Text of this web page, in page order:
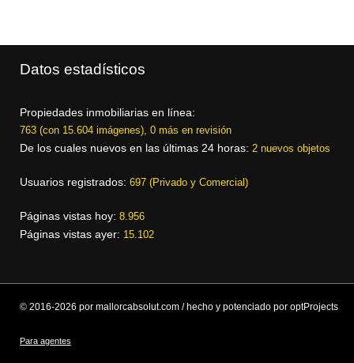
Datos estadísticos
Propiedades inmobiliarias en línea:
763 (con 15.604 imágenes), 0 más en revisión
De los cuales nuevos en las últimas 24 horas: 2 nuevos objetos
Usuarios registrados: 697 (Privado y Comercial)
Páginas vistas hoy: 8.956
Páginas vistas ayer: 15.102
© 2016-2026 por mallorcabsolut.com / hecho y potenciado por optProjects
Para agentes